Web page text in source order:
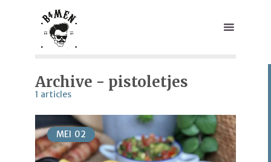
Archive - pistoletjes
1 articles
MEI 02